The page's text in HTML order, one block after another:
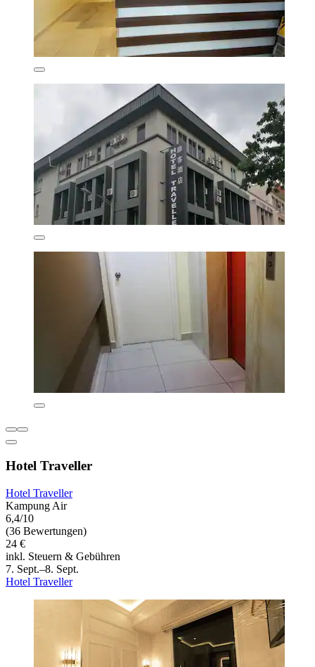
Hotel Traveller
Hotel Traveller
Kampung Air
6,4/10
(36 Bewertungen)
24 €
inkl. Steuern & Gebühren
7. Sept.–8. Sept.
Hotel Traveller